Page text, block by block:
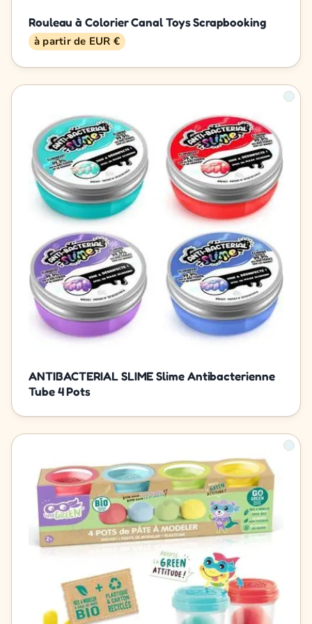
Rouleau à Colorier Canal Toys Scrapbooking
à partir de EUR €
ANTIBACTERIAL SLIME Slime Antibacterienne
Tube 4 Pots